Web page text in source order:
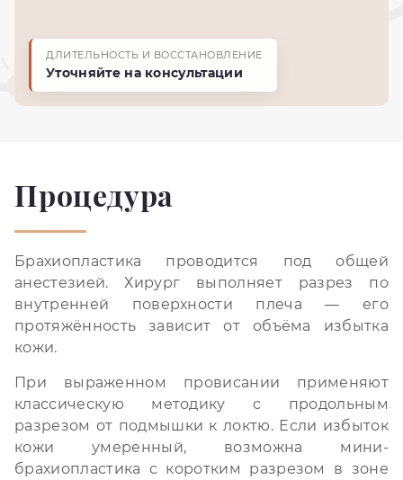
ДЛИТЕЛЬНОСТЬ И ВОССТАНОВЛЕНИЕ
Уточняйте на консультации
Процедура
Брахиопластика проводится под общей
анестезией. Хирург выполняет разрез по
внутренней поверхности плеча — его
протяжённость зависит от объёма избытка
кожи.
При выраженном провисании применяют
классическую методику с продольным
разрезом от подмышки к локтю. Если избыток
кожи умеренный, возможна мини-
брахиопластика с коротким разрезом в зоне